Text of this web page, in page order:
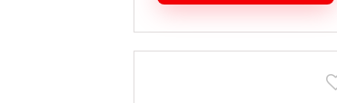
למוצר
זה
יש
מספר